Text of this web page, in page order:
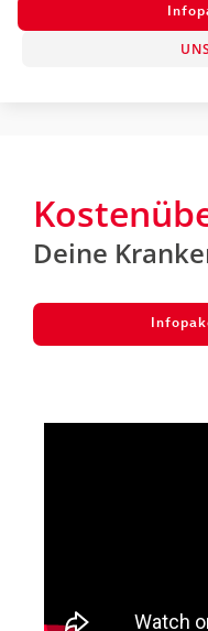
Deine